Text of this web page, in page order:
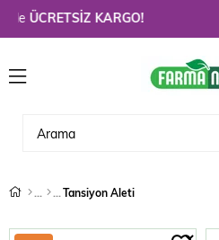
KARGO!
Tansiyon Aleti